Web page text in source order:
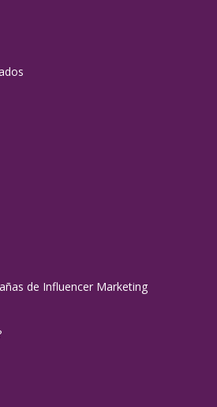
de Influencer Marketing